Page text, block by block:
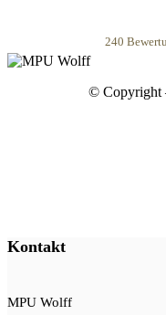
240
© Copyright
Kontakt
MPU Wolff